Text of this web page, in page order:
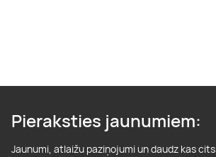
Pieraksties jaunumiem:
Jaunumi, atlaižu paziņojumi un daudz kas cits